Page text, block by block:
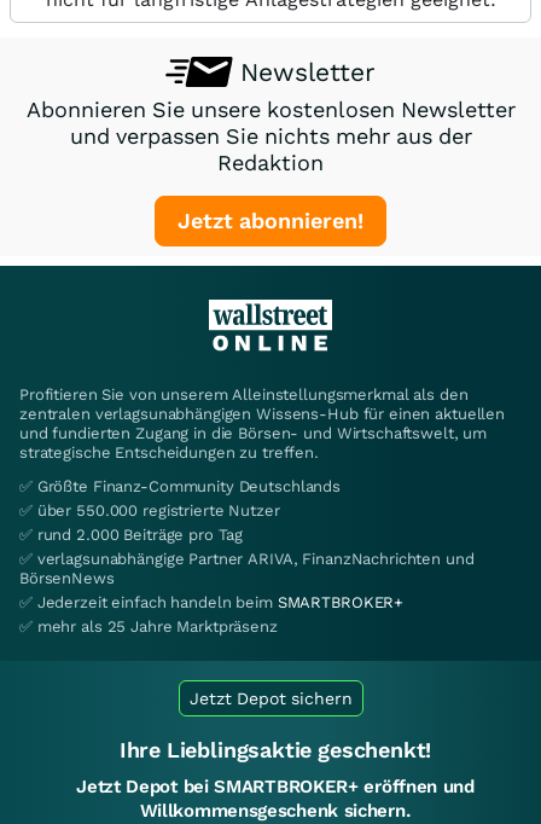
Newsletter
Abonnieren Sie unsere kostenlosen Newsletter
und verpassen Sie nichts mehr aus der
Redaktion
Jetzt abonnieren!
Profitieren Sie von unserem Alleinstellungsmerkmal als den
zentralen verlagsunabhängigen Wissens-Hub für einen aktuellen
und fundierten Zugang in die Börsen- und Wirtschaftswelt, um
strategische Entscheidungen zu treffen.
✅ Größte Finanz-Community Deutschlands
✅ über 550.000 registrierte Nutzer
✅ rund 2.000 Beiträge pro Tag
✅ verlagsunabhängige Partner ARIVA, FinanzNachrichten und
BörsenNews
✅ Jederzeit einfach handeln beim SMARTBROKER+
✅ mehr als 25 Jahre Marktpräsenz
Jetzt Depot sichern
Ihre Lieblingsaktie geschenkt!
Jetzt Depot bei SMARTBROKER+ eröffnen und
Willkommensgeschenk sichern.